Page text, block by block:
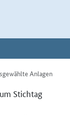
Anlagen
Stichtag